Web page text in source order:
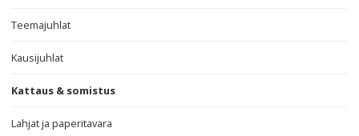
Teemajuhlat
Kausijuhlat
Kattaus & somistus
Lahjat ja paperitavara